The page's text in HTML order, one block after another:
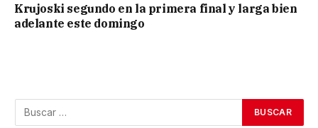
Krujoski segundo en la primera final y larga bien
adelante este domingo